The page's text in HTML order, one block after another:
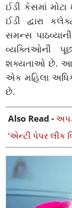
ઈડી કેસમાં
ઈડી દ્વારા
સમન્સ
વ્યક્તિઓની
શક્યતાઓ છે.
એક મહિલા
છે.
Also Read -
‘એન્ટી પેપર લીક